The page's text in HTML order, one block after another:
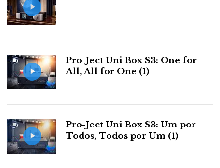
o
r
n
t
e
r
e
s
t
Pro-Ject Uni Box S3: One for
All, All for One (1)
Pro-Ject Uni Box S3: Um por
Todos, Todos por Um (1)